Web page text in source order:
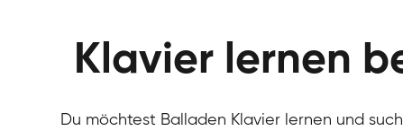
Klavier lernen
Du möchtest Balladen Klavier lernen und